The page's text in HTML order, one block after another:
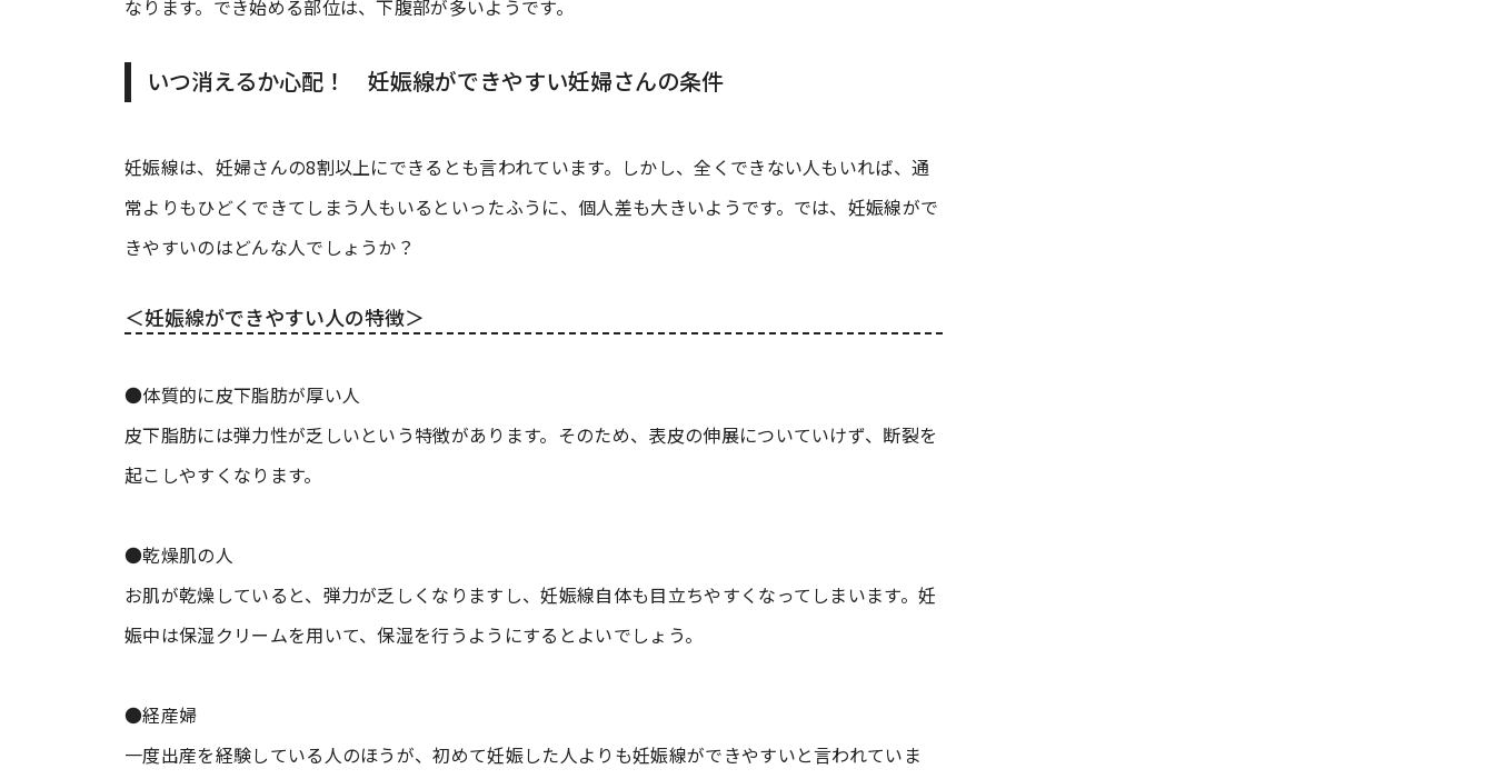
なります。でき始める部位は、下腹部が多いようです。
いつ消えるか心配！ 妊娠線ができやすい妊婦さんの条件
妊娠線は、妊婦さんの8割以上にできるとも言われています。しかし、全くできない人もいれば、通
常よりもひどくできてしまう人もいるといったふうに、個人差も大きいようです。では、妊娠線がで
きやすいのはどんな人でしょうか？
＜妊娠線ができやすい人の特徴＞
●体質的に皮下脂肪が厚い人
皮下脂肪には弾力性が乏しいという特徴があります。そのため、表皮の伸展についていけず、断裂を
起こしやすくなります。
●乾燥肌の人
お肌が乾燥していると、弾力が乏しくなりますし、妊娠線自体も目立ちやすくなってしまいます。妊
娠中は保湿クリームを用いて、保湿を行うようにするとよいでしょう。
●経産婦
一度出産を経験している人のほうが、初めて妊娠した人よりも妊娠線ができやすいと言われていま